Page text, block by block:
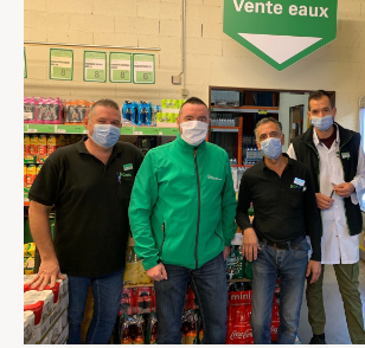
Assistance en vie privée
Développement professionnel
Devenir Membre
Actualités